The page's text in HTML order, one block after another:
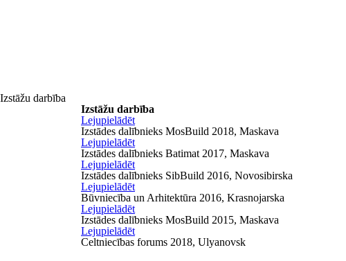
Izstāžu darbība
Izstāžu darbība
Lejupielādēt
Izstādes dalībnieks MosBuild 2018, Maskava
Lejupielādēt
Izstādes dalībnieks Batimat 2017, Maskava
Lejupielādēt
Izstādes dalībnieks SibBuild 2016, Novosibirska
Lejupielādēt
Būvniecība un Arhitektūra 2016, Krasnojarska
Lejupielādēt
Izstādes dalībnieks MosBuild 2015, Maskava
Lejupielādēt
Celtniecības forums 2018, Ulyanovsk